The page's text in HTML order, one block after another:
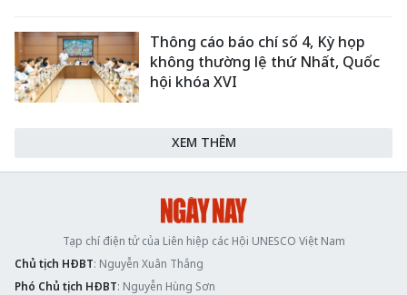
Thông cáo báo chí số 4, Kỳ họp
không thường lệ thứ Nhất, Quốc
hội khóa XVI
XEM THÊM
Tạp chí điện tử của Liên hiệp các Hội UNESCO Việt Nam
Chủ tịch HĐBT: Nguyễn Xuân Thắng
Phó Chủ tịch HĐBT: Nguyễn Hùng Sơn